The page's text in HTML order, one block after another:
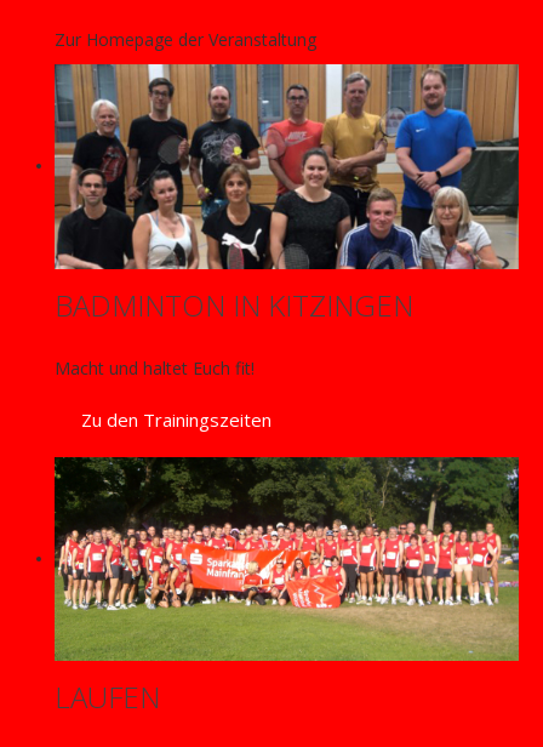
Zur Homepage der Veranstaltung
BADMINTON IN KITZINGEN
Macht und haltet Euch fit!
Zu den Trainingszeiten
LAUFEN